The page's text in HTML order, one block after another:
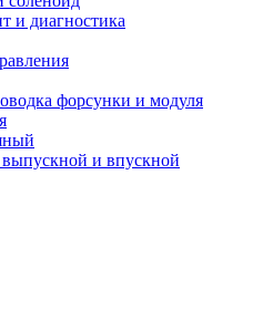
и диагностика
форсунки и модуля
и впускной